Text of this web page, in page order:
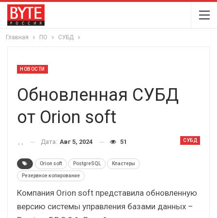
Главная ПО СУБД
НОВОСТИ
Обновленная СУБД
от Orion soft
СУБД
. . Дата: Авг 5, 2024 51
Orion soft PostgreSQL Кластеры
Резервное копирование
Компания Orion soft представила обновленную
версию системы управления базами данных –